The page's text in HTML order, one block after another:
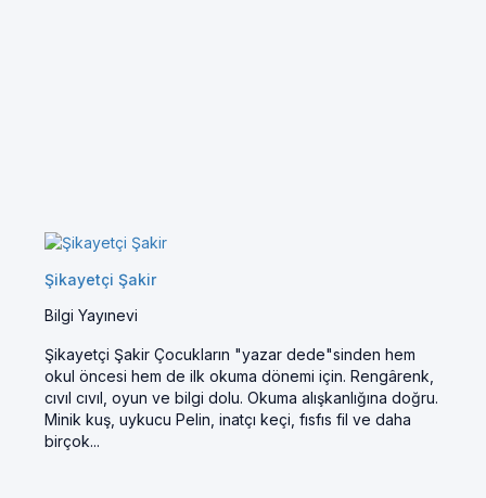
Şikayetçi Şakir
Bilgi Yayınevi
Şikayetçi Şakir Çocukların "yazar dede"sinden hem
okul öncesi hem de ilk okuma dönemi için. Rengârenk,
cıvıl cıvıl, oyun ve bilgi dolu. Okuma alışkanlığına doğru.
Minik kuş, uykucu Pelin, inatçı keçi, fısfıs fil ve daha
birçok...